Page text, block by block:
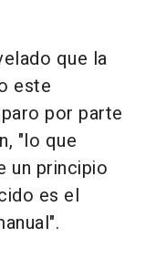
que la
este
por parte
"lo que
un principio
es el